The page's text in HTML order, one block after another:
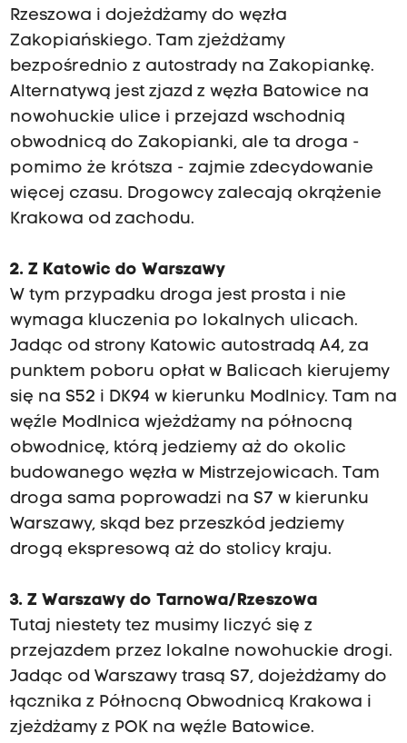
Rzeszowa i dojeżdżamy do węzła
Zakopiańskiego. Tam zjeżdżamy
bezpośrednio z autostrady na Zakopiankę.
Alternatywą jest zjazd z węzła Batowice na
nowohuckie ulice i przejazd wschodnią
obwodnicą do Zakopianki, ale ta droga -
pomimo że krótsza - zajmie zdecydowanie
więcej czasu. Drogowcy zalecają okrążenie
Krakowa od zachodu.
2. Z Katowic do Warszawy
W tym przypadku droga jest prosta i nie
wymaga kluczenia po lokalnych ulicach.
Jadąc od strony Katowic autostradą A4, za
punktem poboru opłat w Balicach kierujemy
się na S52 i DK94 w kierunku Modlnicy. Tam na
węźle Modlnica wjeżdżamy na północną
obwodnicę, którą jedziemy aż do okolic
budowanego węzła w Mistrzejowicach. Tam
droga sama poprowadzi na S7 w kierunku
Warszawy, skąd bez przeszkód jedziemy
drogą ekspresową aż do stolicy kraju.
3. Z Warszawy do Tarnowa/Rzeszowa
Tutaj niestety tez musimy liczyć się z
przejazdem przez lokalne nowohuckie drogi.
Jadąc od Warszawy trasą S7, dojeżdżamy do
łącznika z Północną Obwodnicą Krakowa i
zjeżdżamy z POK na węźle Batowice.